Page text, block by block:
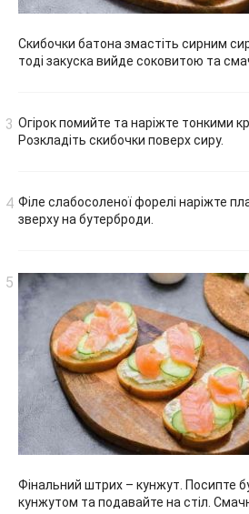
Скибочки батона змастіть сирним
тоді закуска вийде соковитою та
Огірок помийте та наріжте тонкими
Розкладіть скибочки поверх сиру.
Філе слабосоленої форелі наріжте
зверху на бутерброди.
Фінальний штрих – кунжут. Посипте
кунжутом та подавайте на стіл.